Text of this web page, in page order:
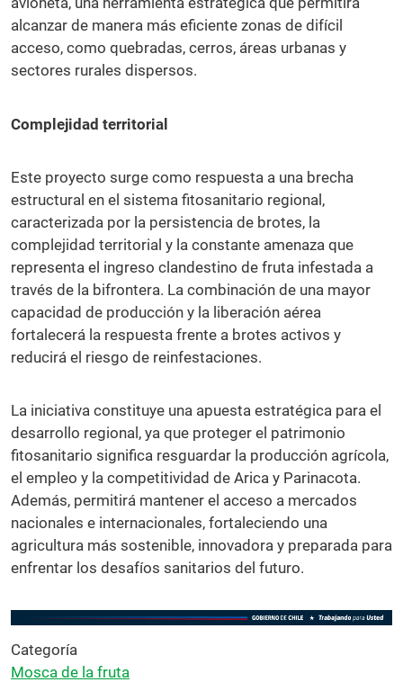
alcanzar de manera más eficiente zonas de difícil
acceso, como quebradas, cerros, áreas urbanas y
sectores rurales dispersos.
Complejidad territorial
Este proyecto surge como respuesta a una brecha
estructural en el sistema fitosanitario regional,
caracterizada por la persistencia de brotes, la
complejidad territorial y la constante amenaza que
representa el ingreso clandestino de fruta infestada a
través de la bifrontera. La combinación de una mayor
capacidad de producción y la liberación aérea
fortalecerá la respuesta frente a brotes activos y
reducirá el riesgo de reinfestaciones.
La iniciativa constituye una apuesta estratégica para el
desarrollo regional, ya que proteger el patrimonio
fitosanitario significa resguardar la producción agrícola,
el empleo y la competitividad de Arica y Parinacota.
Además, permitirá mantener el acceso a mercados
nacionales e internacionales, fortaleciendo una
agricultura más sostenible, innovadora y preparada para
enfrentar los desafíos sanitarios del futuro.
Categoría
Mosca de la fruta